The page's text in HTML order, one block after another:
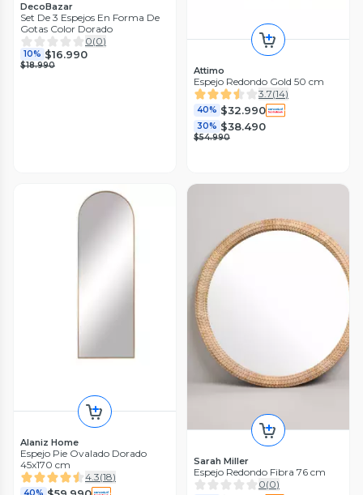
DecoBazar
Set De 3 Espejos En Forma De
Gotas Color Dorado
0(0)
10% $16.990
$18.990 Attimo
Espejo Redondo Gold 50 cm
3.7(14)
40% $32.990
30% $38.490
$54.990
Alaniz Home
Espejo Pie Ovalado Dorado
45x170 cm
4.3(18)
Sarah Miller
Espejo Redondo Fibra 76 cm
0(0)